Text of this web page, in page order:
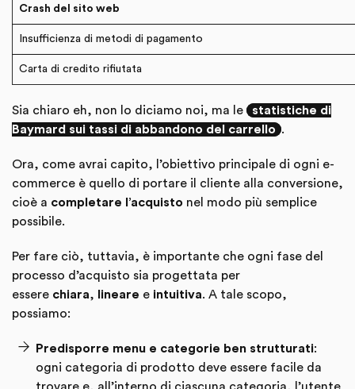
Crash del sito web
Insufficienza di metodi di pagamento
Carta di credito rifiutata
Sia chiaro eh, non lo diciamo noi, ma le
statistiche di
Baymard sui tassi di abbandono del carrello .
Ora, come avrai capito, l’obiettivo principale di ogni e-
commerce è quello di portare il cliente alla conversione,
cioè a completare l’acquisto nel modo più semplice
possibile.
Per fare ciò, tuttavia, è importante che ogni fase del
processo d’acquisto sia progettata per
essere chiara, lineare e intuitiva. A tale scopo,
possiamo:
Predisporre menu e categorie ben strutturati:
ogni categoria di prodotto deve essere facile da